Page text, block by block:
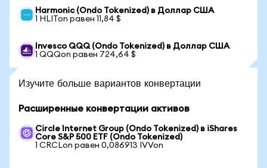
Harmonic (Ondo Tokenized) в Доллар США
1 HLITon равен 11,84 $
Invesco QQQ (Ondo Tokenized) в Доллар США
1 QQQon равен 724,64 $
Изучите больше вариантов конвертации
Расширенные конвертации активов
Circle Internet Group (Ondo Tokenized) в iShares
Core S&P 500 ETF (Ondo Tokenized)
1 CRCLon равен 0,086913 IVVon